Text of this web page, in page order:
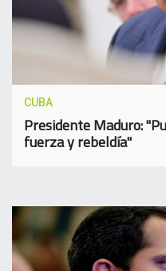
CUBA
Presidente Maduro:
fuerza y rebeldía"